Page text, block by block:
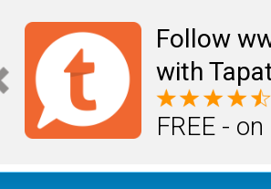
Follow
with
FREE -